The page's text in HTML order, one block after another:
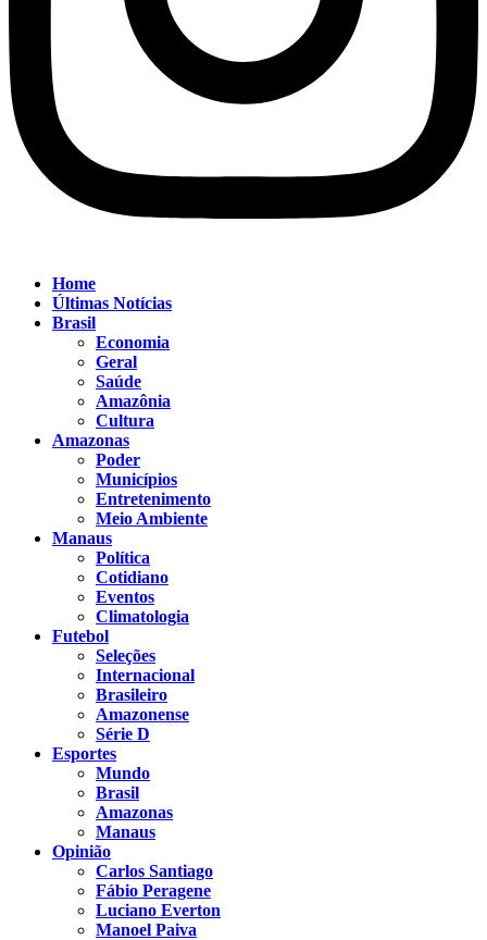
Home
Últimas Notícias
Brasil
Economia
Geral
Saúde
Amazônia
Cultura
Amazonas
Poder
Municípios
Entretenimento
Meio Ambiente
Manaus
Política
Cotidiano
Eventos
Climatologia
Futebol
Seleções
Internacional
Brasileiro
Amazonense
Série D
Esportes
Mundo
Brasil
Amazonas
Manaus
Opinião
Carlos Santiago
Fábio Peragene
Luciano Everton
Manoel Paiva